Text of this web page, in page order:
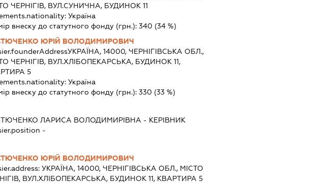
ЧЕРНІГІВ, ВУЛ.СУНИЧНА, БУДИНОК 11
Україна
внеску до статутного фонду (грн.): 340 (34 %)
ЮРІЙ ВОЛОДИМИРОВИЧ
УКРАЇНА, 14000, ЧЕРНІГІВСЬКА ОБЛ.,
ЧЕРНІГІВ, ВУЛ.ХЛІБОПЕКАРСЬКА, БУДИНОК 11,
5
Україна
внеску до статутного фонду (грн.): 330 (33 %)
ЛАРИСА ВОЛОДИМИРІВНА - КЕРІВНИК
-
ЮРІЙ ВОЛОДИМИРОВИЧ
УКРАЇНА, 14000, ЧЕРНІГІВСЬКА ОБЛ., МІСТО
ВУЛ.ХЛІБОПЕКАРСЬКА, БУДИНОК 11, КВАРТИРА 5